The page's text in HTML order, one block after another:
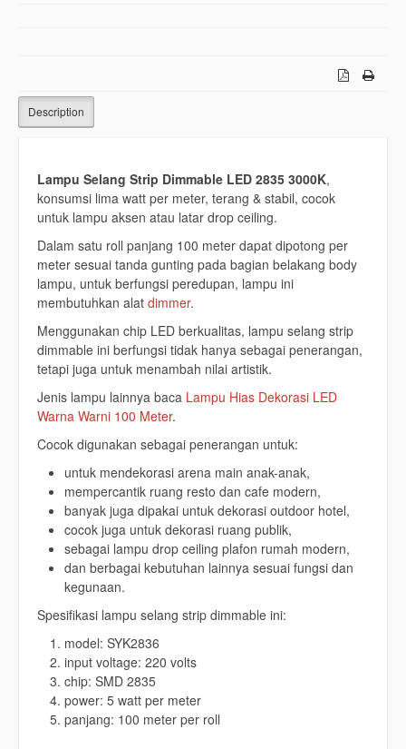
Description
Lampu Selang Strip Dimmable LED 2835 3000K,
konsumsi lima watt per meter, terang & stabil, cocok
untuk lampu aksen atau latar drop ceiling.
Dalam satu roll panjang 100 meter dapat dipotong per
meter sesuai tanda gunting pada bagian belakang body
lampu, untuk berfungsi peredupan, lampu ini
membutuhkan alat dimmer.
Menggunakan chip LED berkualitas, lampu selang strip
dimmable ini berfungsi tidak hanya sebagai penerangan,
tetapi juga untuk menambah nilai artistik.
Jenis lampu lainnya baca Lampu Hias Dekorasi LED
Warna Warni 100 Meter.
Cocok digunakan sebagai penerangan untuk:
untuk mendekorasi arena main anak-anak,
mempercantik ruang resto dan cafe modern,
banyak juga dipakai untuk dekorasi outdoor hotel,
cocok juga untuk dekorasi ruang publik,
sebagai lampu drop ceiling plafon rumah modern,
dan berbagai kebutuhan lainnya sesuai fungsi dan
kegunaan.
Spesifikasi lampu selang strip dimmable ini:
model: SYK2836
input voltage: 220 volts
chip: SMD 2835
power: 5 watt per meter
panjang: 100 meter per roll